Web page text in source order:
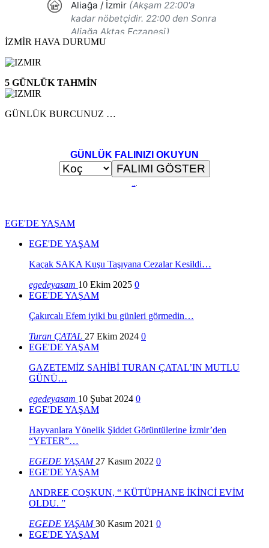
İZMİR HAVA DURUMU
5 GÜNLÜK TAHMİN
GÜNLÜK BURCUNUZ …
GÜNLÜK FALINIZI OKUYUN
...
EGE'DE YAŞAM
EGE'DE YAŞAM
Kaçak SAKA Kuşu Taşıyana Cezalar Kesildi…
egedeyasam 10 Ekim 2025 0
EGE'DE YAŞAM
Çakırcalı Efem iyiki bu günleri görmedin…
Turan ÇATAL 27 Ekim 2024 0
EGE'DE YAŞAM
GAZETEMİZ SAHİBİ TURAN ÇATAL’IN MUTLU
GÜNÜ…
egedeyasam 10 Şubat 2024 0
EGE'DE YAŞAM
Hayvanlara Yönelik Şiddet Görüntülerine İzmir’den
“YETER”…
EGEDE YAŞAM 27 Kasım 2022 0
EGE'DE YAŞAM
ANDREE COŞKUN, “ KÜTÜPHANE İKİNCİ EVİM
OLDU. ”
EGEDE YAŞAM30 Kasım 2021 0
EGE'DE YAŞAM